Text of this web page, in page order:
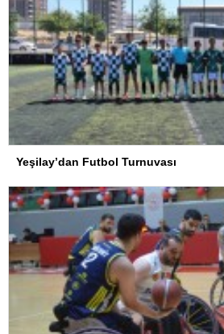
Yeşilay’dan Futbol Turnuvası